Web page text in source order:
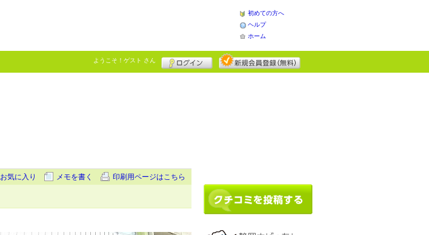
初めての方へ
ヘルプ
ホーム
ようこそ！ ゲスト さん
お気に入り メモを書く 印刷用ページはこちら